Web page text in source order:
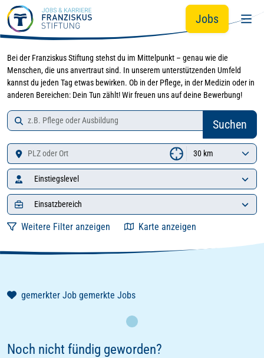
Zur Jobsuche springen Zum Hauptinhalt springen
Jobs
Bei der Franziskus Stiftung stehst du im Mittelpunkt – genau wie die
Menschen, die uns anvertraut sind. In unserem unterstützenden Umfeld
kannst du jeden Tag etwas bewirken. Ob in der Pflege, in der Medizin oder in
anderen Bereichen: Dein Tun zählt! Wir freuen uns auf deine Bewerbung!
Job-Suche
Suchen
Standort
Zu den Suchergebnissen springen
Einstiegslevel
Einsatzbereich
Weitere Filter anzeigen Karte anzeigen
gemerkter Job gemerkte Jobs
Laden
Noch nicht fündig geworden?